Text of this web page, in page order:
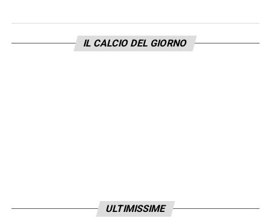
IL CALCIO DEL GIORNO
ULTIMISSIME